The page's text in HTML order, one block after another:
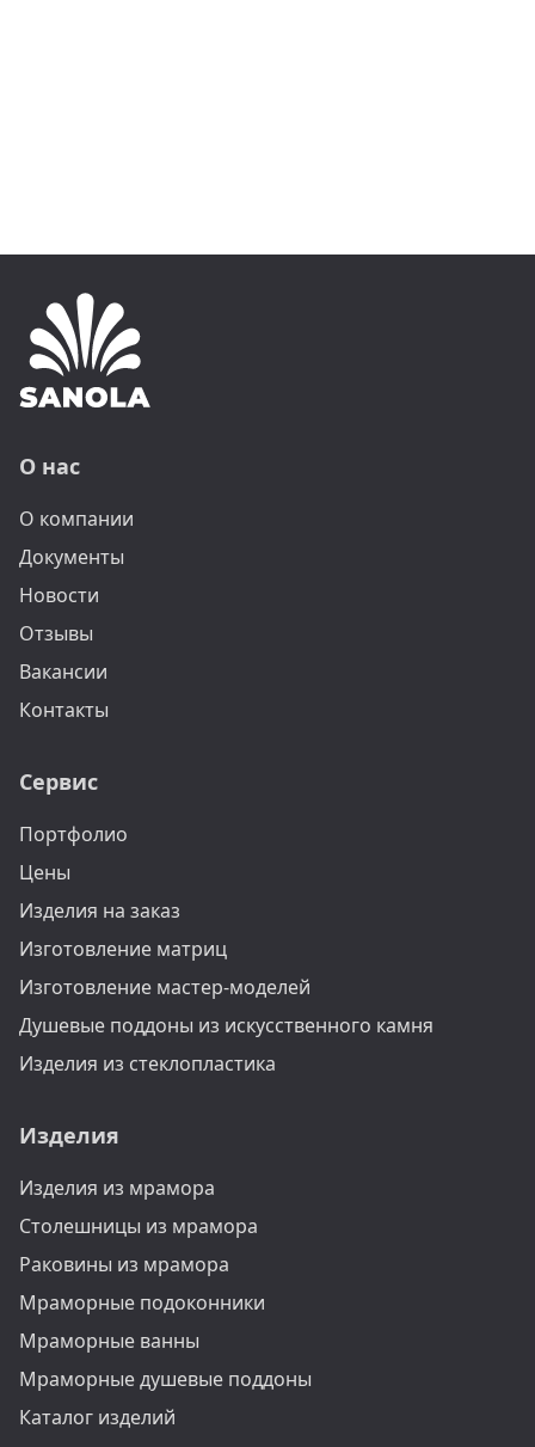
О нас
О компании
Документы
Новости
Отзывы
Вакансии
Контакты
Сервис
Портфолио
Цены
Изделия на заказ
Изготовление матриц
Изготовление мастер-моделей
Душевые поддоны из искусственного камня
Изделия из стеклопластика
Изделия
Изделия из мрамора
Столешницы из мрамора
Раковины из мрамора
Мраморные подоконники
Мраморные ванны
Мраморные душевые поддоны
Каталог изделий